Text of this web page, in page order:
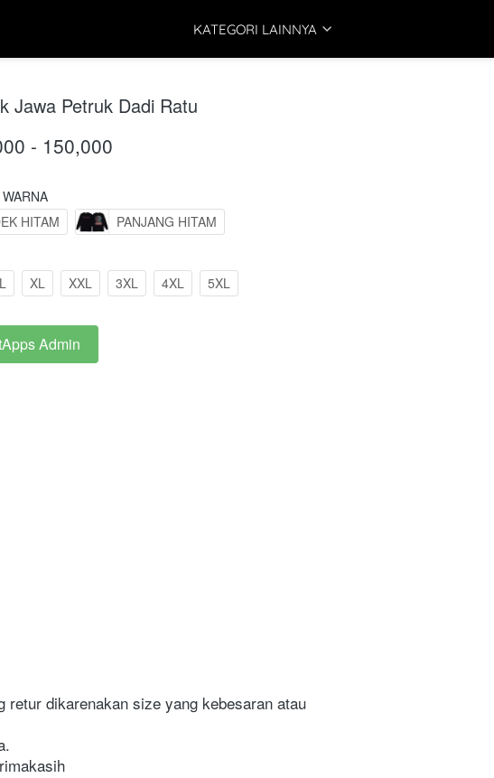
KATEGORI LAINNYA
Jawa Petruk Dadi Ratu
- 150,000
HITAM
PANJANG HITAM
L XL XXL 3XL 4XL 5XL
Admin
dikarenakan size yang kebesaran atau